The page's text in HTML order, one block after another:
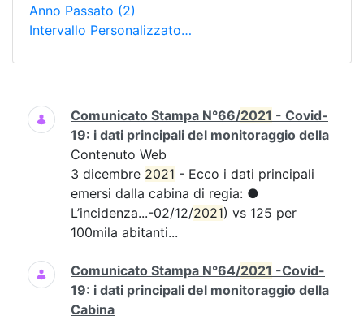
Anno Passato (2)
Intervallo Personalizzato…
Ricerca
Comunicato Stampa N°66/2021 - Covid-
19: i dati principali del monitoraggio della
Contenuto Web
3 dicembre 2021 - Ecco i dati principali
emersi dalla cabina di regia: ●
L’incidenza...-02/12/2021) vs 125 per
100mila abitanti...
Comunicato Stampa N°64/2021 -Covid-
19: i dati principali del monitoraggio della
Cabina